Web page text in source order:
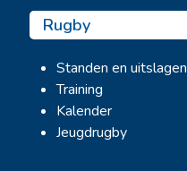
Rugby
Standen en uitslagen
Training
Kalender
Jeugdrugby